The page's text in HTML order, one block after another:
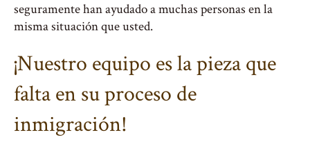
seguramente han ayudado a muchas personas en la
misma situación que usted.
¡Nuestro equipo es la pieza que
falta en su proceso de
inmigración!